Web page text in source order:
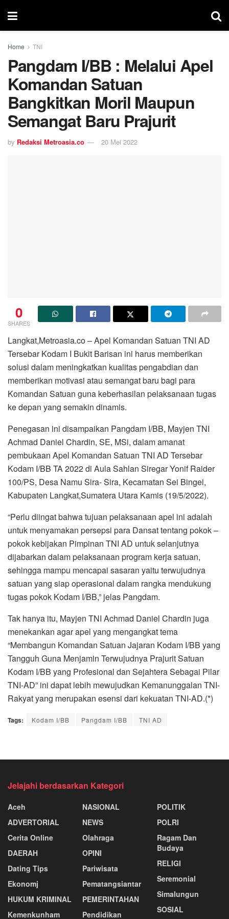
Home TNI
Pangdam I/BB : Melalui Apel
Komandan Satuan
Bangkitkan Moril Maupun
Semangat Baru Prajurit
by Redaksi Metroasia.co 20 Mei 2022
0
SHARES
Langkat,Metroasia.co – Apel Komandan Satuan TNI AD
Tersebar Kodam I Bukit Barisan ini harus memberikan
solusi dalam meningkatkan kualitas pengabdian dan
memberikan motivasi atau semangat baru bagi para
Komandan Satuan guna keberhasilan pelaksanaan tugas
ke depan yang semakin dinamis.
Penegasan ini disampaikan Pangdam I/BB, Mayjen TNI
Achmad Daniel Chardin, SE, MSi, dalam amanat
pembukaan Apel Komandan Satuan TNI AD Tersebar
Kodam I/BB TA 2022 di Aula Sahlan Siregar Yonif Raider
100/PS, Desa Namu Sira- Sira, Kecamatan Sei Bingei,
Kabupaten Langkat,Sumatera Utara Kamis (19/5/2022).
“Perlu diingat bahwa tujuan pelaksanaan apel ini adalah
untuk menyamakan persepsi para Dansat tentang pokok –
pokok kebijakan Pimpinan TNI AD untuk selanjutnya
dijabarkan dalam pelaksanaan program kerja satuan,
sehingga mampu mencapai sasaran yaitu terwujudnya
satuan yang siap operasional dalam rangka mendukung
tugas pokok Kodam I/BB,” jelas Pangdam.
Tak hanya itu, Mayjen TNI Achmad Daniel Chardin juga
menekankan agar apel yang mengangkat tema
“Membangun Komandan Satuan Jajaran Kodam I/BB yang
Tangguh Guna Menjamin Terwujudnya Prajurit Satuan
Kodam I/BB yang Profesional dan Sejahtera Sebagai Pilar
TNI-AD” ini dapat lebih mewujudkan Kemanunggalan TNI-
Rakyat yang merupakan esensi dari kekuatan TNI-AD.(*)
Tags: Kodam I/BB Pangdam I/BB TNI AD
Jelajahi berdasarkan Kategori
Aceh
ADVERTORIAL
Cerita Online
DAERAH
Dating Tips
Ekonomj
HUKUM KRIMINAL
Kemenkunham
NASIONAL
NEWS
Olahraga
OPINI
Pariwisata
Pematangsiantar
PEMERINTAHAN
Pendidikan
POLITIK
POLRI
Ragam Dan
Budaya
RELIGI
Seremonial
Simalungun
SOSIAL